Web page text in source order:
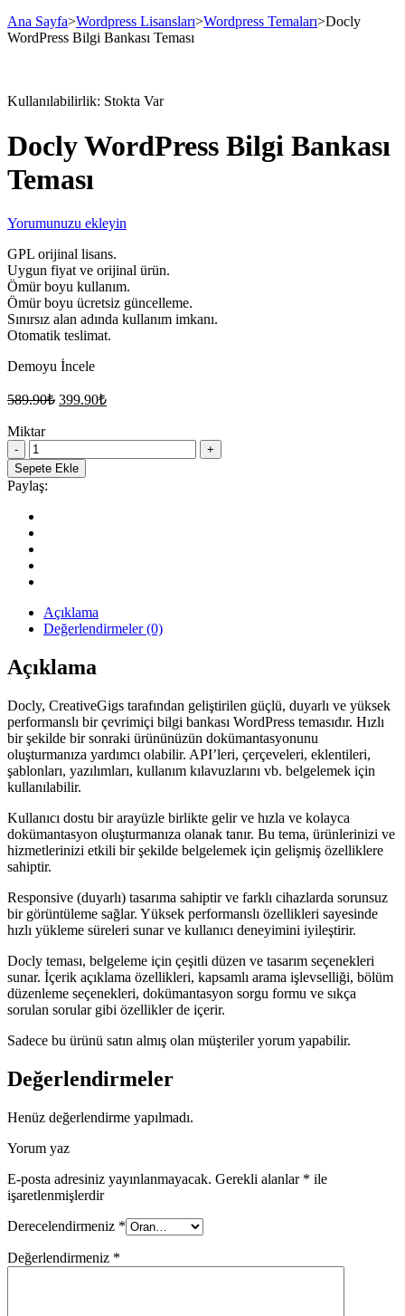
Ana Sayfa>Wordpress Lisansları>Wordpress Temaları>Docly
WordPress Bilgi Bankası Teması
Kullanılabilirlik: Stokta Var
Docly WordPress Bilgi Bankası
Teması
Yorumunuzu ekleyin
GPL orijinal lisans.
Uygun fiyat ve orijinal ürün.
Ömür boyu kullanım.
Ömür boyu ücretsiz güncelleme.
Sınırsız alan adında kullanım imkanı.
Otomatik teslimat.
Demoyu İncele
589.90₺ Orijinal
399.90₺Şu
Miktar
Docly
WordPress
Bilgi
Bankası
Teması
quantity
Sepete Ekle
Paylaş:
Açıklama
Değerlendirmeler (0)
Açıklama
Docly, CreativeGigs tarafından geliştirilen güçlü, duyarlı ve yüksek
performanslı bir çevrimiçi bilgi bankası WordPress temasıdır. Hızlı
bir şekilde bir sonraki ürününüzün dokümantasyonunu
oluşturmanıza yardımcı olabilir. API’leri, çerçeveleri, eklentileri,
şablonları, yazılımları, kullanım kılavuzlarını vb. belgelemek için
kullanılabilir.
Kullanıcı dostu bir arayüzle birlikte gelir ve hızla ve kolayca
dokümantasyon oluşturmanıza olanak tanır. Bu tema, ürünlerinizi ve
hizmetlerinizi etkili bir şekilde belgelemek için gelişmiş özelliklere
sahiptir.
Responsive (duyarlı) tasarıma sahiptir ve farklı cihazlarda sorunsuz
bir görüntüleme sağlar. Yüksek performanslı özellikleri sayesinde
hızlı yükleme süreleri sunar ve kullanıcı deneyimini iyileştirir.
Docly teması, belgeleme için çeşitli düzen ve tasarım seçenekleri
sunar. İçerik açıklama özellikleri, kapsamlı arama işlevselliği, bölüm
düzenleme seçenekleri, dokümantasyon sorgu formu ve sıkça
sorulan sorular gibi özellikler de içerir.
Sadece bu ürünü satın almış olan müşteriler yorum yapabilir.
Değerlendirmeler
Henüz değerlendirme yapılmadı.
Yorum yaz
E-posta adresiniz yayınlanmayacak. Gerekli alanlar * ile
işaretlenmişlerdir
Derecelendirmeniz *
Değerlendirmeniz *